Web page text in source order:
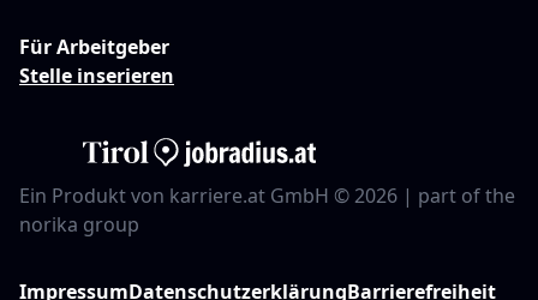
Für Arbeitgeber
Stelle inserieren
Ein Produkt von karriere.at GmbH © 2026 | part of the
norika group
ImpressumDatenschutzerklärungBarrierefreiheit